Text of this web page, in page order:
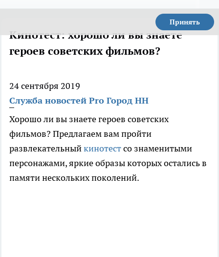
Принять
Кинотест: хорошо ли вы знаете
героев советских фильмов?
24 сентября 2019
Служба новостей Pro Город НН
Хорошо ли вы знаете героев советских
фильмов? Предлагаем вам пройти
развлекательныйкинотестсо знаменитыми
персонажами, яркие образы которых остались в
памяти нескольких поколений.